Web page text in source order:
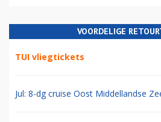
VOORDELIGE
TUI vliegtickets
Jul: 8-dg cruise Oost Middellandse